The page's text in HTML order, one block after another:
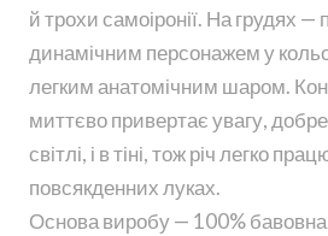
й трохи самоіронії. На грудях —
динамічним персонажем у
легким анатомічним шаром.
миттєво привертає увагу,
світлі, і в тіні, тож річ легко
повсякденних луках.
Основа виробу — 100% бавовна